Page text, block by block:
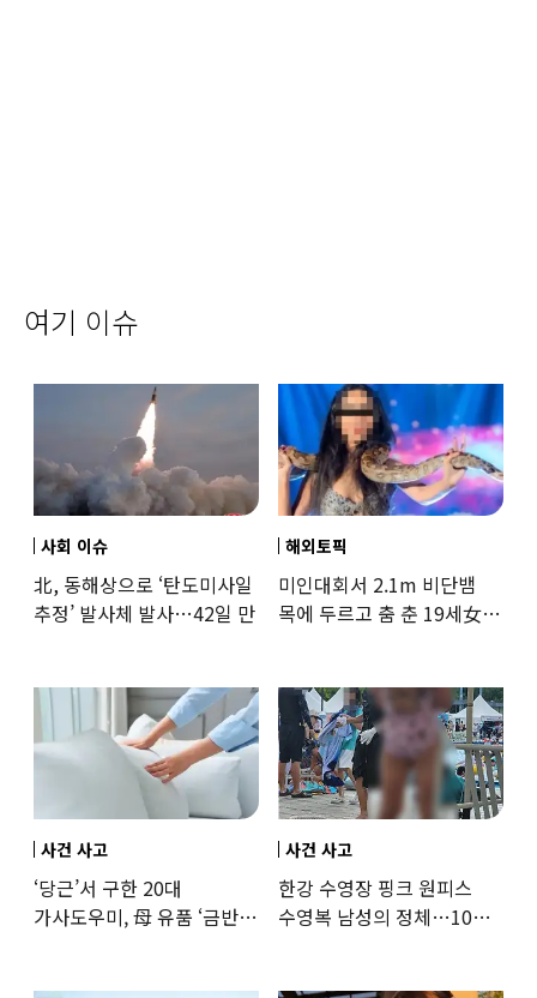
여기 이슈
사회 이슈
北, 동해상으로 ‘탄도미사일
추정’ 발사체 발사…42일 만
해외토픽
미인대회서 2.1m 비단뱀
목에 두르고 춤 춘 19세女
사건 사고
‘당근’서 구한 20대
가사도우미, 母 유품 ‘금반지
사건 사고
한강 수영장 핑크 원피스
수영복 남성의 정체…10대